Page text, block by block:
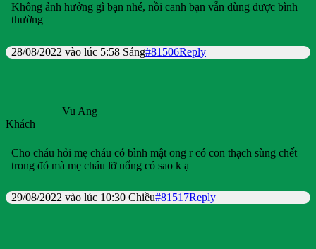
Không ảnh hưởng gì bạn nhé, nồi canh bạn vẫn dùng được bình
thường
28/08/2022 vào lúc 5:58 Sáng#81506Reply
Vu Ang
Khách
Cho cháu hỏi mẹ cháu có bình mật ong r có con thạch sùng chết
trong đó mà mẹ cháu lỡ uống có sao k ạ
29/08/2022 vào lúc 10:30 Chiều#81517Reply